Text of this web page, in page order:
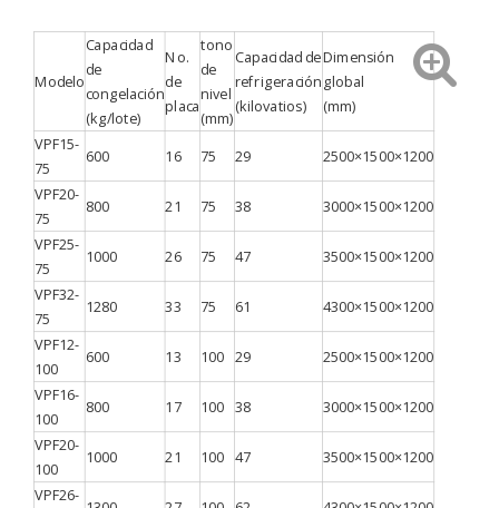
Modelo
Capacidad
de
congelación
(kg/lote)
No.
de
placa
tono
de
nivel
(mm)
Capacidad de
refrigeración
(kilovatios)
Dimensión
global
(mm)
VPF15-
75
600 16 75 29
2500×1500×1200
VPF20-
75
800 21 75 38
3000×1500×1200
VPF25-
75
1000 26 75 47 3500×1500×1200
VPF32-
75
1280 33 75 61 4300×1500×1200
VPF12-
100
600 13 100 29
2500×1500×1200
VPF16-
100
800 17 100 38
3000×1500×1200
VPF20-
100
1000 21 100 47
3500×1500×1200
VPF26-